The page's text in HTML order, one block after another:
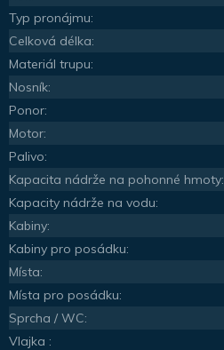
Typ pronájmu:
Celková délka:
Materiál trupu:
Nosník:
Ponor:
Motor:
Palivo:
Kapacita nádrže na pohonné hmoty:
Kapacity nádrže na vodu:
Kabiny:
Kabiny pro posádku:
Místa:
Místa pro posádku:
Sprcha / WC:
Vlajka :